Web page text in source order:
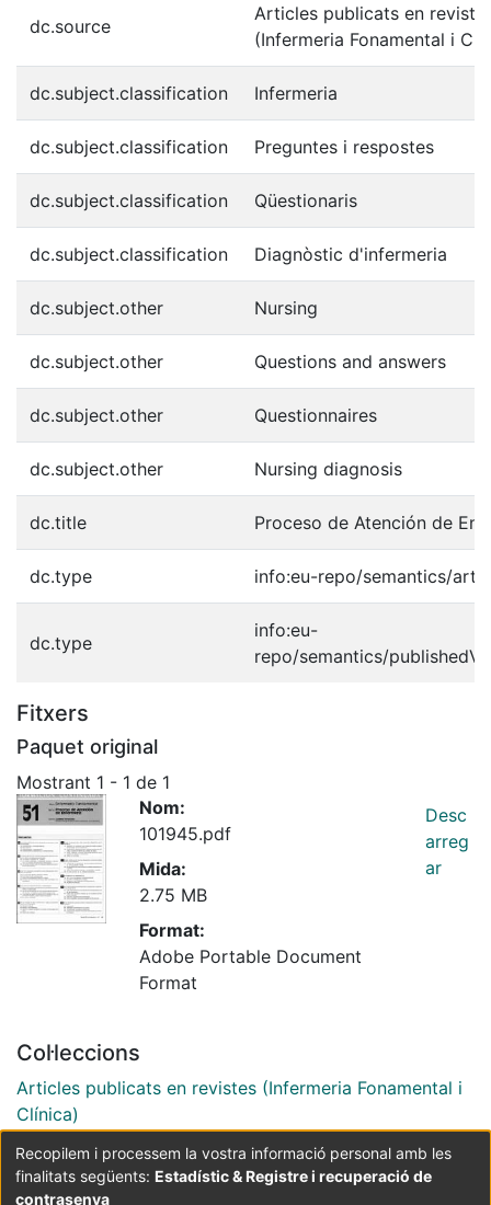
dc.source
Articles publicats en
(Infermeria Fonamental i
dc.subject.classification Infermeria
dc.subject.classification Preguntes i respostes
dc.subject.classification Qüestionaris
dc.subject.classification Diagnòstic d'infermeria
dc.subject.other Nursing
dc.subject.other Questions and answers
dc.subject.other Questionnaires
dc.subject.other Nursing diagnosis
dc.title Proceso de Atención de
dc.type info:eu-repo/semantics/
dc.type
info:eu-
repo/semantics/
Fitxers
Paquet original
Mostrant 1 - 1 de 1
Nom:
101945.pdf
Mida:
2.75 MB
Format:
Adobe Portable Document
Format
Desc
arreg
ar
Col·leccions
Articles publicats en revistes (Infermeria Fonamental i
Clínica)
Coordinació:CRAI UB Avís legal
Metadades
subjectes a:
Recopilem i processem la vostra informació personal amb les
finalitats següents: Estadístic & Registre i recuperació de
contrasenya